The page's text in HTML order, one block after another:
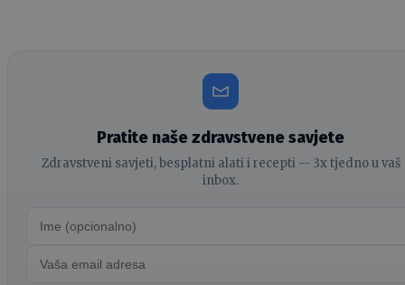
Pratite naše zdravstvene savjete
Zdravstveni savjeti, besplatni alati i recepti -- 3x tjedno u vaš
inbox.